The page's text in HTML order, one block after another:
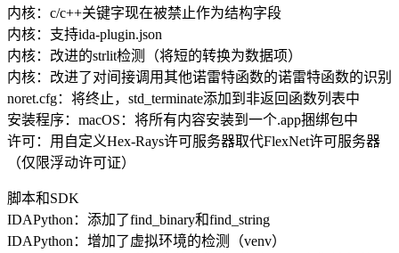
内核：c/c++关键字现在被禁止作为结构字段
内核：支持ida-plugin.json
内核：改进的strlit检测（将短的转换为数据项）
内核：改进了对间接调用其他诺雷特函数的诺雷特函数的识别
noret.cfg：将终止，std_terminate添加到非返回函数列表中
安装程序：macOS：将所有内容安装到一个.app捆绑包中
许可：用自定义Hex-Rays许可服务器取代FlexNet许可服务器
（仅限浮动许可证）
脚本和SDK
IDAPython：添加了find_binary和find_string
IDAPython：增加了虚拟环境的检测（venv）